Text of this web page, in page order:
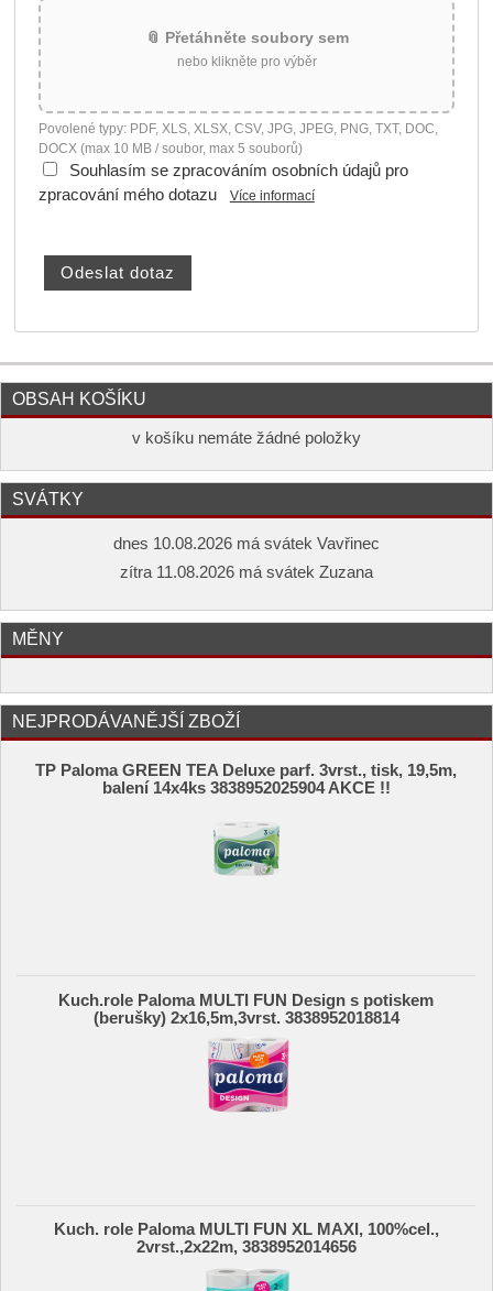
📎 Přetáhněte soubory sem
nebo klikněte pro výběr
Povolené typy: PDF, XLS, XLSX, CSV, JPG, JPEG, PNG, TXT, DOC,
DOCX (max 10 MB / soubor, max 5 souborů)
Souhlasím se zpracováním osobních údajů pro
zpracování mého dotazu
Více informací
OBSAH KOŠÍKU
v košíku nemáte žádné položky
SVÁTKY
dnes 10.08.2026 má svátek Vavřinec
zítra 11.08.2026 má svátek Zuzana
MĚNY
NEJPRODÁVANĚJŠÍ ZBOŽÍ
TP Paloma GREEN TEA Deluxe parf. 3vrst., tisk, 19,5m,
balení 14x4ks 3838952025904 AKCE !!
Kuch.role Paloma MULTI FUN Design s potiskem
(berušky) 2x16,5m,3vrst. 3838952018814
Kuch. role Paloma MULTI FUN XL MAXI, 100%cel.,
2vrst.,2x22m, 3838952014656